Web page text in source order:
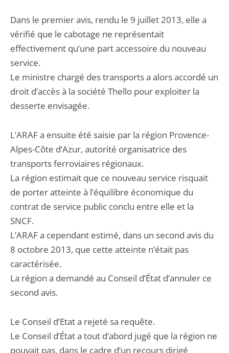
Dans le premier avis, rendu le 9 juillet 2013, elle a
vérifié que le cabotage ne représentait
effectivement qu’une part accessoire du nouveau
service.
Le ministre chargé des transports a alors accordé un
droit d’accès à la société Thello pour exploiter la
desserte envisagée.
L’ARAF a ensuite été saisie par la région Provence-
Alpes-Côte d’Azur, autorité organisatrice des
transports ferroviaires régionaux.
La région estimait que ce nouveau service risquait
de porter atteinte à l’équilibre économique du
contrat de service public conclu entre elle et la
SNCF.
L’ARAF a cependant estimé, dans un second avis du
8 octobre 2013, que cette atteinte n’était pas
caractérisée.
La région a demandé au Conseil d’État d’annuler ce
second avis.
Le Conseil d’Etat a rejeté sa requête.
Le Conseil d’État a tout d’abord jugé que la région ne
pouvait pas, dans le cadre d’un recours dirigé